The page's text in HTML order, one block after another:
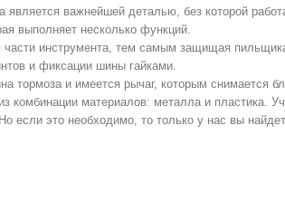
является важнейшей деталью, без которой
выполняет несколько функций.
инструмента, тем самым защищая
и фиксации шины гайками.
тормоза и имеется рычаг, которым снимается
комбинации материалов: металла и пластика.
если это необходимо, то только у нас вы